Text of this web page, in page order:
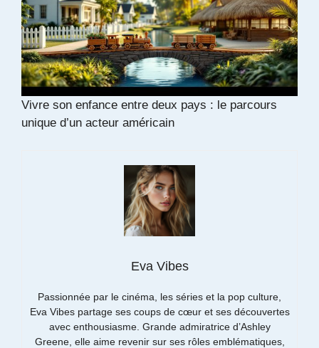
Vivre son enfance entre deux pays : le parcours
unique d’un acteur américain
Eva Vibes
Passionnée par le cinéma, les séries et la pop culture,
Eva Vibes partage ses coups de cœur et ses découvertes
avec enthousiasme. Grande admiratrice d’Ashley
Greene, elle aime revenir sur ses rôles emblématiques,